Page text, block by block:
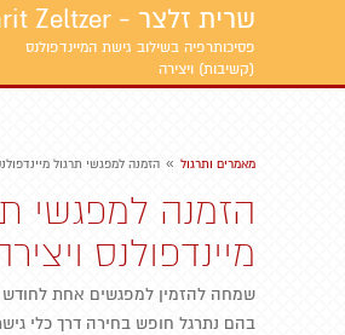
שרית זלצר - Sarit Zeltzer
פסיכותרפיה בשילוב גישת המיינדפולנס
(קשיבות) ויצירה
מאמרים ותרגול » הזמנה למפגשי תרגול
הזמנה למפגשי
מיינדפולנס
שמחה להזמין למפגשים אחת לחודש
בהם נתרגל חופש בחירה דרך כלי